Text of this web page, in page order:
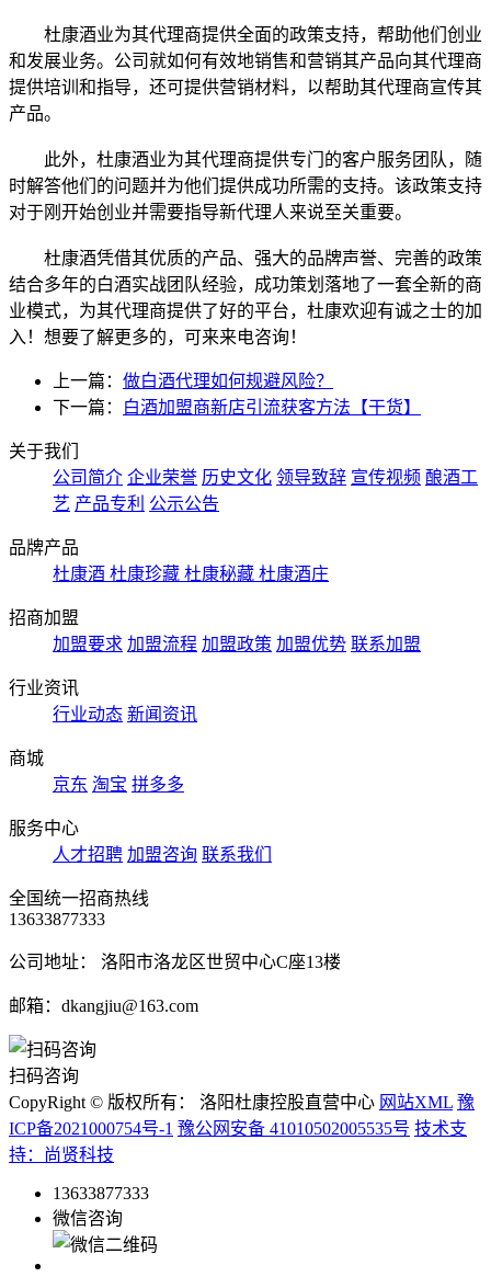
杜康酒业为其代理商提供全面的政策支持，帮助他们创业
和发展业务。公司就如何有效地销售和营销其产品向其代理商
提供培训和指导，还可提供营销材料，以帮助其代理商宣传其
产品。
此外，杜康酒业为其代理商提供专门的客户服务团队，随
时解答他们的问题并为他们提供成功所需的支持。该政策支持
对于刚开始创业并需要指导新代理人来说至关重要。
杜康酒凭借其优质的产品、强大的品牌声誉、完善的政策
结合多年的白酒实战团队经验，成功策划落地了一套全新的商
业模式，为其代理商提供了好的平台，杜康欢迎有诚之士的加
入！想要了解更多的，可来来电咨询！
上一篇： 做白酒代理如何规避风险？
下一篇：
白酒加盟商新店引流获客方法【干货】
关于我们
公司简介 企业荣誉 历史文化 领导致辞 宣传视频 酿酒工
艺 产品专利 公示公告
品牌产品
杜康酒 杜康珍藏 杜康秘藏 杜康酒庄
招商加盟
加盟要求 加盟流程 加盟政策 加盟优势 联系加盟
行业资讯
行业动态 新闻资讯
商城
京东 淘宝 拼多多
服务中心
人才招聘 加盟咨询 联系我们
全国统一招商热线
13633877333
公司地址： 洛阳市洛龙区世贸中心C座13楼
邮箱：dkangjiu@163.com
扫码咨询
CopyRight © 版权所有： 洛阳杜康控股直营中心 网站XML 豫
ICP备2021000754号-1 豫公网安备 41010502005535号 技术支
持：尚贤科技
13633877333
微信咨询